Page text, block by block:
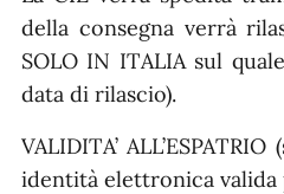
della consegna verrà
SOLO IN ITALIA sul
data di rilascio).
VALIDITA’
identità elettronica valida